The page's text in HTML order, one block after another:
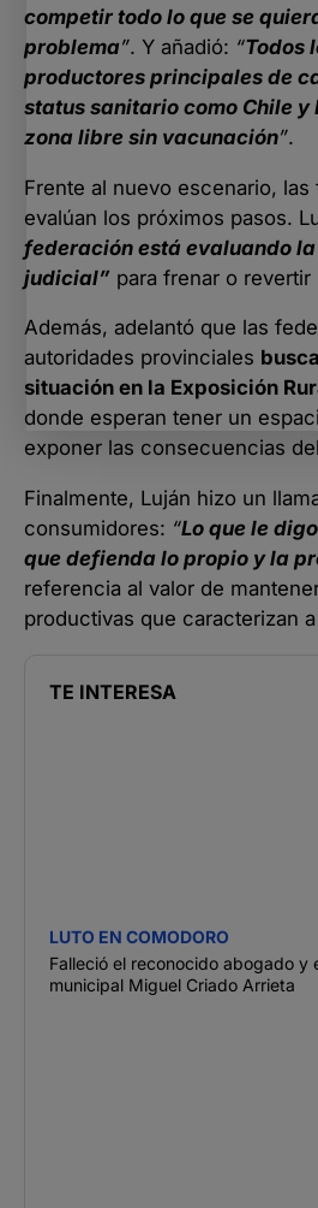
competir todo lo que se
problema”. Y añadió: “Todos
productores principales de
status sanitario como Chile y
zona libre sin vacunación”.
Frente al nuevo escenario,
evalúan los próximos pasos.
federación está evaluando
judicial” para frenar o revertir
Además, adelantó que las
autoridades provinciales
situación en la Exposición
donde esperan tener un
exponer las consecuencias
Finalmente, Luján hizo un
consumidores: “Lo que le
que defienda lo propio y la
referencia al valor de
productivas que caracterizan
TE INTERESA
LUTO EN COMODORO
Falleció el reconocido abogado y
municipal Miguel Criado Arrieta